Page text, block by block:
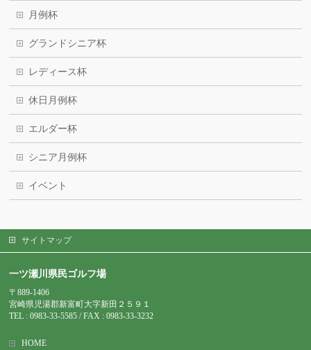
月例杯
グランドシニア杯
レディース杯
休日月例杯
エルダー杯
シニア月例杯
イベント
サイトマップ
一ツ瀬川県民ゴルフ場
〒889-1406
宮崎県児湯郡新富町大字新田２５９１
TEL : 0983-33-5585 / FAX : 0983-33-3232
HOME